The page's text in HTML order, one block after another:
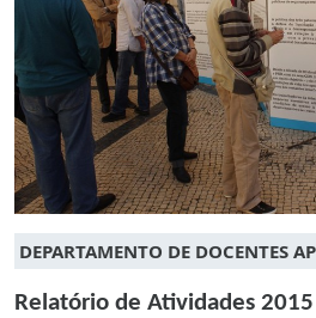
DEPARTAMENTO DE DOCENTES
Relatório de Atividades